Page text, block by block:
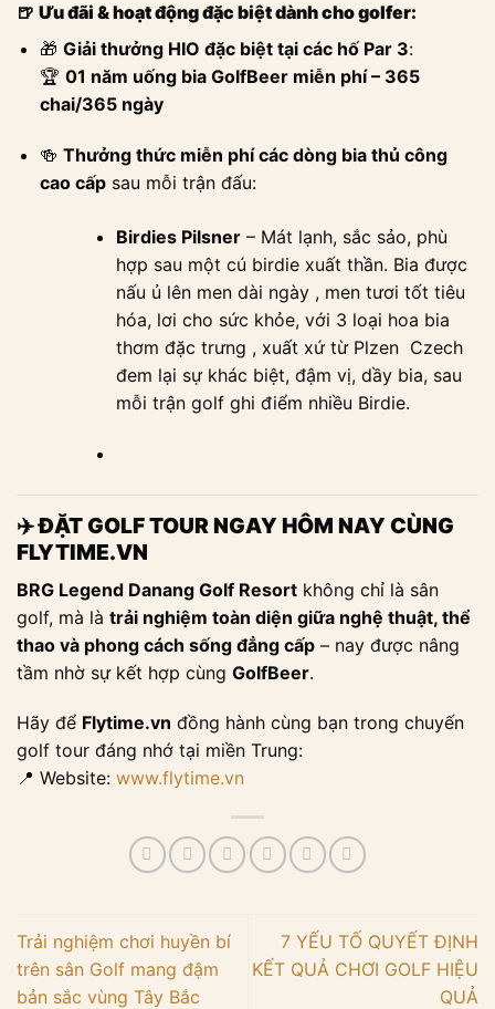
🍺 Ưu đãi & hoạt động đặc biệt dành cho golfer:
🎁 Giải thưởng HIO đặc biệt tại các hố Par 3:
🏆 01 năm uống bia GolfBeer miễn phí – 365
chai/365 ngày
🍻 Thưởng thức miễn phí các dòng bia thủ công
cao cấpsau mỗi trận đấu:
Birdies Pilsner– Mát lạnh, sắc sảo, phù
hợp sau một cú birdie xuất thần. Bia được
nấu ủ lên men dài ngày , men tươi tốt tiêu
hóa, lơi cho sức khỏe, với 3 loại hoa bia
thơm đặc trưng , xuất xứ từ Plzen Czech
đem lại sự khác biệt, đậm vị, dầy bia, sau
mỗi trận golf ghi điểm nhiều Birdie.
✈️ĐẶT GOLF TOUR NGAY HÔM NAY CÙNG
FLYTIME.VN
BRG Legend Danang Golf Resort không chỉ là sân
golf, mà là trải nghiệm toàn diện giữa nghệ thuật, thể
thao và phong cách sống đẳng cấp – nay được nâng
tầm nhờ sự kết hợp cùng GolfBeer.
Hãy để Flytime.vn đồng hành cùng bạn trong chuyến
golf tour đáng nhớ tại miền Trung:
📍 Website: www.flytime.vn
Trải nghiệm chơi huyền bí
trên sân Golf mang đậm
bản sắc vùng Tây Bắc
7 YẾU TỐ QUYẾT ĐỊNH
KẾT QUẢ CHƠI GOLF HIỆU
QUẢ